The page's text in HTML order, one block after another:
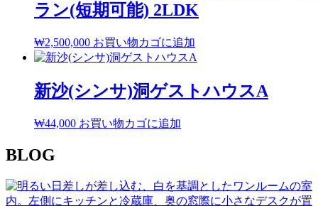
ラン(短期可能) 2LDK
₩2,500,000 お買い物カゴに追加
新沙(シンサ)洞ゲストハウスA
₩44,000 お買い物カゴに追加
BLOG